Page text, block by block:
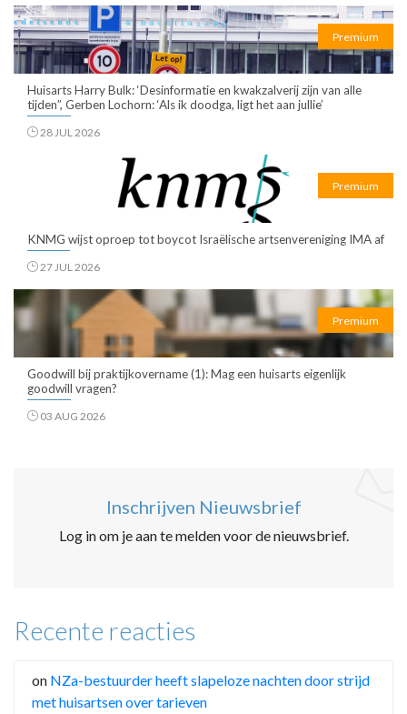
Premium
Huisarts Harry Bulk: ‘Desinformatie en kwakzalverij zijn van alle
tijden”, Gerben Lochorn: ‘Als ik doodga, ligt het aan jullie’
28 JUL 2026
Premium
KNMG wijst oproep tot boycot Israëlische artsenvereniging IMA af
27 JUL 2026
Premium
Goodwill bij praktijkovername (1): Mag een huisarts eigenlijk
goodwill vragen?
03 AUG 2026
Inschrijven Nieuwsbrief
Log in om je aan te melden voor de nieuwsbrief.
Recente reacties
on NZa-bestuurder heeft slapeloze nachten door strijd
met huisartsen over tarieven